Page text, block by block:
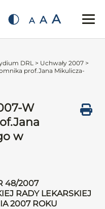
A A A
DRL > Uchwały 2007 >
prof.Jana Mikulicza-
W
w
48/2007
RADY LEKARSKIEJ
2007 ROKU